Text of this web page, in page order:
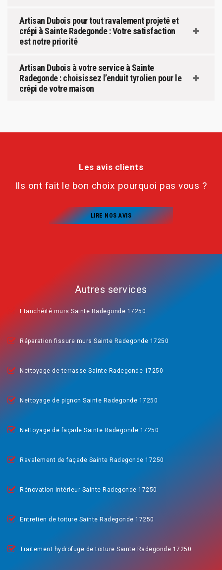
Artisan Dubois pour tout ravalement projeté et
crépi à Sainte Radegonde : Votre satisfaction
est notre priorité
Artisan Dubois à votre service à Sainte
Radegonde : choisissez l’enduit tyrolien pour le
crépi de votre maison
Les avis clients
Ils ont fait le bon choix pourquoi pas vous ?
LIRE NOS AVIS
Autres services
Etanchéité murs Sainte Radegonde 17250
Réparation fissure murs Sainte Radegonde 17250
Nettoyage de terrasse Sainte Radegonde 17250
Nettoyage de pignon Sainte Radegonde 17250
Nettoyage de façade Sainte Radegonde 17250
Ravalement de façade Sainte Radegonde 17250
Rénovation intérieur Sainte Radegonde 17250
Entretien de toiture Sainte Radegonde 17250
Traitement hydrofuge de toiture Sainte Radegonde 17250